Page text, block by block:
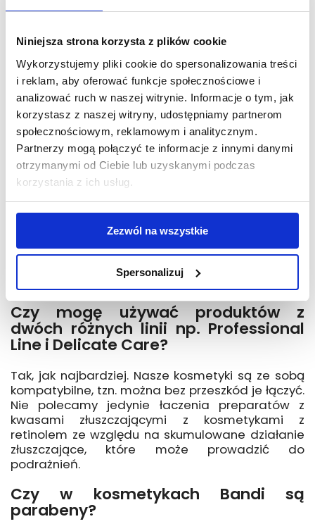
Niniejsza strona korzysta z plików cookie
Wykorzystujemy pliki cookie do spersonalizowania treści
i reklam, aby oferować funkcje społecznościowe i
analizować ruch w naszej witrynie. Informacje o tym, jak
korzystasz z naszej witryny, udostępniamy partnerom
społecznościowym, reklamowym i analitycznym.
Partnerzy mogą połączyć te informacje z innymi danymi
otrzymanymi od Ciebie lub uzyskanymi podczas
korzystania z ich usług.
Zezwól na wszystkie
Spersonalizuj
należy odstąpić od stosowania produktu.
Czy stosowana przez Was gliceryna
jest roślinna?
Gliceryna, którą stosujemy w kosmetykach
pochodzi z tłuszczy i olejów roślinnych.
Macie tak wiele produktów, skąd
mam wiedzieć, którą linię
kosmetyków wybrać?
dlatego czasem najlepsze efekty pielęgnacyjne
przynosi połączenie kilku linii pielęgnacyjnych.
Najlepszym rozwiązaniem będzie kontakt z
naszym specjalistąkosmetolog@bandi.pl
Kosmetolog udzieli indywidualnej porady i
kompleksowo dobierze skuteczne produkty.
Czy mogę używać produktów z
dwóch różnych linii np. Professional
Line i Delicate Care?
Tak, jak najbardziej. Nasze kosmetyki są ze sobą
kompatybilne, tzn. można bez przeszkód je łączyć.
Nie polecamy jedynie łaczenia preparatów z
kwasami złuszczającymi z kosmetykami z
retinolem ze względu na skumulowane działanie
złuszczające, które może prowadzić do
podrażnień.
Czy w kosmetykach Bandi są
parabeny?